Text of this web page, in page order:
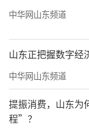
（来源：
中华网山东频道
山东正把握数字经
中华网山东频道
提振消费，山东
程”？